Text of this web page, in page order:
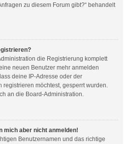
zu diesem Forum gibt?“ behandelt
die Registrierung komplett
neuen Benutzer mehr anmelden
deine IP-Adresse oder der
registrieren möchtest, gesperrt wurden.
an die Board-Administration.
mich aber nicht anmelden!
Benutzernamen und das richtige